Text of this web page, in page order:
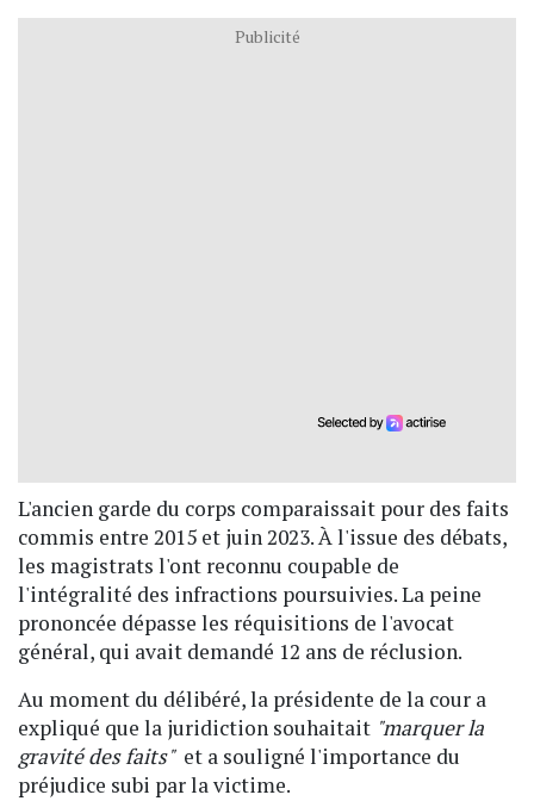
Publicité
L'ancien garde du corps comparaissait pour des faits
commis entre 2015 et juin 2023. À l'issue des débats,
les magistrats l'ont reconnu coupable de
l'intégralité des infractions poursuivies. La peine
prononcée dépasse les réquisitions de l'avocat
général, qui avait demandé 12 ans de réclusion.
Au moment du délibéré, la présidente de la cour a
expliqué que la juridiction souhaitait "marquer la
gravité des faits" et a souligné l'importance du
préjudice subi par la victime.